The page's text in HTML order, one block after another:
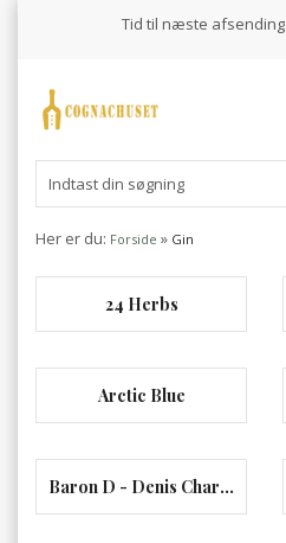
Tid til næste afsending
Her er du: Forside » Gin
24 Herbs
Arctic Blue
Baron D - Denis Charpentier